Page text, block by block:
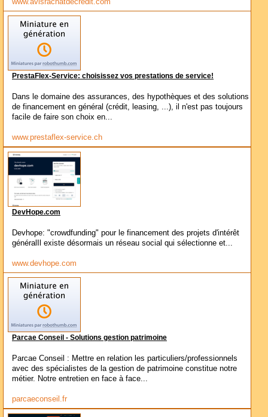
PrestaFlex-Service: choisissez vos prestations de service!
Dans le domaine des assurances, des hypothèques et des solutions
de financement en général (crédit, leasing, ...), il n'est pas toujours
facile de faire son choix en...
www.prestaflex-service.ch
DevHope.com
Devhope: "crowdfunding" pour le financement des projets d'intérêt
généralIl existe désormais un réseau social qui sélectionne et...
www.devhope.com
Parcae Conseil - Solutions gestion patrimoine
Parcae Conseil : Mettre en relation les particuliers/professionnels
avec des spécialistes de la gestion de patrimoine constitue notre
métier. Notre entretien en face à face...
parcaeconseil.fr